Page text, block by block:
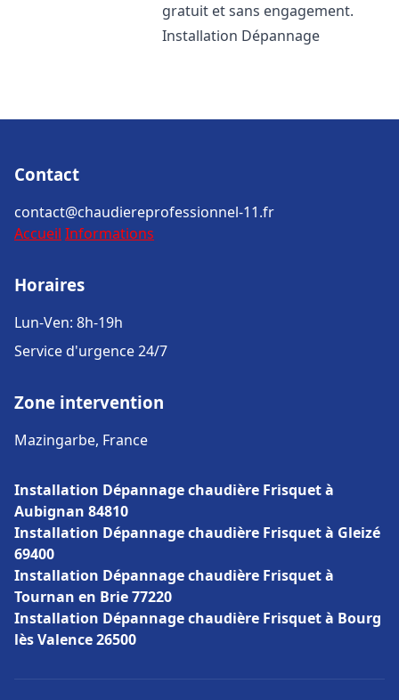
gratuit et sans engagement.
Installation Dépannage
Contact
contact@chaudiereprofessionnel-11.fr
Accueil Informations
Horaires
Lun-Ven: 8h-19h
Service d'urgence 24/7
Zone intervention
Mazingarbe, France
Installation Dépannage chaudière Frisquet à
Aubignan 84810
Installation Dépannage chaudière Frisquet à Gleizé
69400
Installation Dépannage chaudière Frisquet à
Tournan en Brie 77220
Installation Dépannage chaudière Frisquet à Bourg
lès Valence 26500